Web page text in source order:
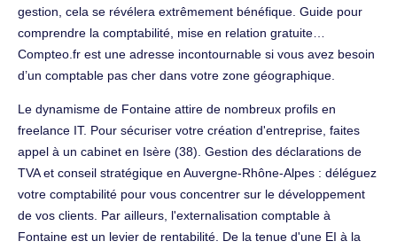
gestion, cela se révélera extrêmement bénéfique. Guide pour
comprendre la comptabilité, mise en relation gratuite…
Compteo.fr est une adresse incontournable si vous avez besoin
d’un comptable pas cher dans votre zone géographique.
Le dynamisme de Fontaine attire de nombreux profils en
freelance IT. Pour sécuriser votre création d'entreprise, faites
appel à un cabinet en Isère (38). Gestion des déclarations de
TVA et conseil stratégique en Auvergne-Rhône-Alpes : déléguez
votre comptabilité pour vous concentrer sur le développement
de vos clients. Par ailleurs, l'externalisation comptable à
Fontaine est un levier de rentabilité. De la tenue d'une EI à la